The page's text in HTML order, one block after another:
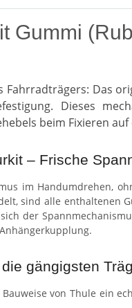
Gummi
Fahrradträgers: Das
Dieses
beim Fixieren
– Frische
im Handumdrehen,
sind alle enthaltenen
der
gängigsten
von Thule ein